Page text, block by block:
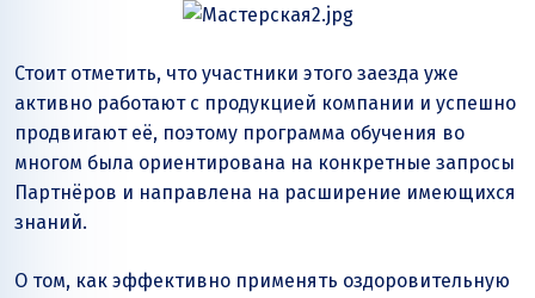
Стоит отметить, что участники этого заезда уже
активно работают с продукцией компании и успешно
продвигают её, поэтому программа обучения во
многом была ориентирована на конкретные запросы
Партнёров и направлена на расширение имеющихся
знаний.
О том, как эффективно применять оздоровительную